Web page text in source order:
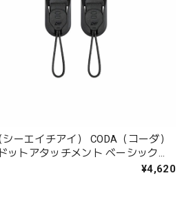
シーエイチアイ） CODA（コーダ）
ットアタッチメント ベーシック
グドットアンカー2個＋マグアタッチ
¥4,620